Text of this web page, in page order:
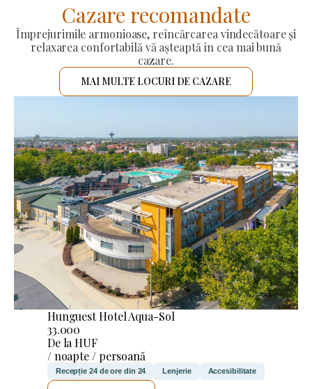
Cazare recomandate
Împrejurimile armonioase, reîncărcarea vindecătoare și
relaxarea confortabilă vă așteaptă în cea mai bună
cazare.
MAI MULTE LOCURI DE CAZARE
Hunguest Hotel Aqua-Sol
33.000
De la HUF
/ noapte / persoană
Recepție 24 de ore din 24 Lenjerie Accesibilitate